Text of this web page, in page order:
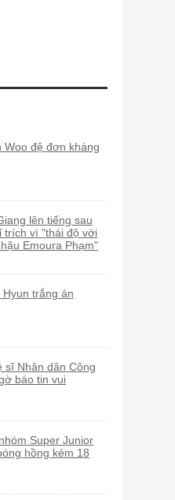
Woo đệ đơn kháng
lên tiếng sau
trích vì "thái độ với
Emoura Phạm"
Hyun trắng án
sĩ Nhân dân Công
báo tin vui
Super Junior
hồng kém 18